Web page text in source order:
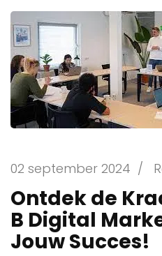
02 september 2024 /
Ontdek de
B Digital
Jouw Succes!